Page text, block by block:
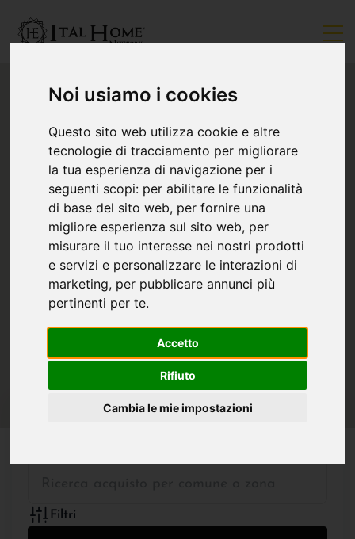
Noi usiamo i cookies
Questo sito web utilizza cookie e altre
tecnologie di tracciamento per migliorare
la tua esperienza di navigazione per i
seguenti scopi: per abilitare le funzionalità
di base del sito web, per fornire una
migliore esperienza sul sito web, per
misurare il tuo interesse nei nostri prodotti
e servizi e personalizzare le interazioni di
marketing, per pubblicare annunci più
pertinenti per te.
Accetto
Rifiuto
Cambia le mie impostazioni
Filtri